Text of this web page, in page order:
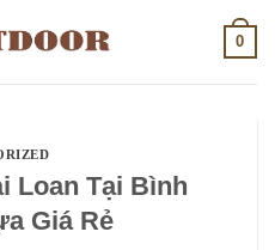
0
Loan Tại Bình
Giá Rẻ